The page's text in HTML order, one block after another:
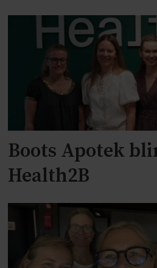
Boots Apotek
Health2B